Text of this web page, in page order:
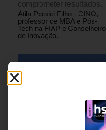
comprometer resultados.
Átila Persici Filho - CINO,
professor de MBA e Pós-
Tech na FIAP e Conselheiro
de Inovação.